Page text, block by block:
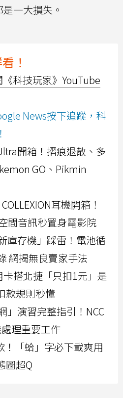
一大損失。
！
《科技玩家》YouTube
News按下追蹤，科
開箱！摺痕退散、多
GO、Pikmin
耳機開箱！
間音訊秒置身電影院
庫存機」踩雷！電池循
網揭無良賣家手法
卡搭北捷「只扣1元」是
款規則秒懂
」演習完整指引！NCC
理重要工作
！「蛤」字必下載爽用
圖超Q